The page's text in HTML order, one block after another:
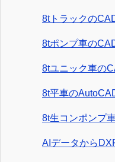
8tトラックの
8tポンプ車の
8tユニック車の
8t平車の
8t生コンポンプ
AIデータから